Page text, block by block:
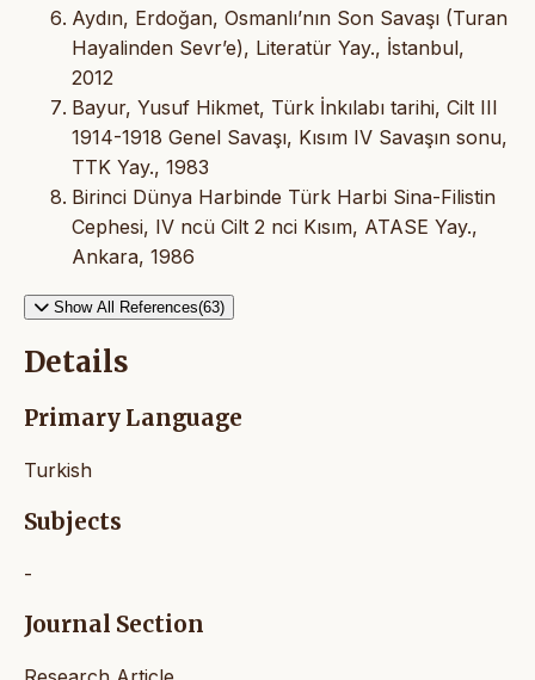
Aydın, Erdoğan, Osmanlı’nın Son Savaşı (Turan
Hayalinden Sevr’e), Literatür Yay., İstanbul,
2012
Bayur, Yusuf Hikmet, Türk İnkılabı tarihi, Cilt III
1914-1918 Genel Savaşı, Kısım IV Savaşın sonu,
TTK Yay., 1983
Birinci Dünya Harbinde Türk Harbi Sina-Filistin
Cephesi, IV ncü Cilt 2 nci Kısım, ATASE Yay.,
Ankara, 1986
Show All References(63)
Details
Primary Language
Turkish
Subjects
-
Journal Section